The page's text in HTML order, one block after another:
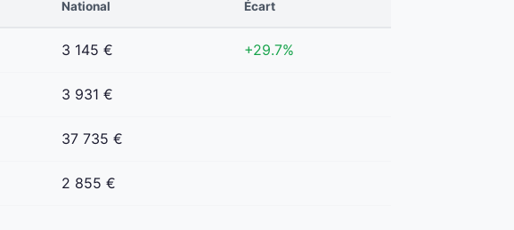
National Écart
3 145 € +29.7%
3 931 €
37 735 €
2 855 €